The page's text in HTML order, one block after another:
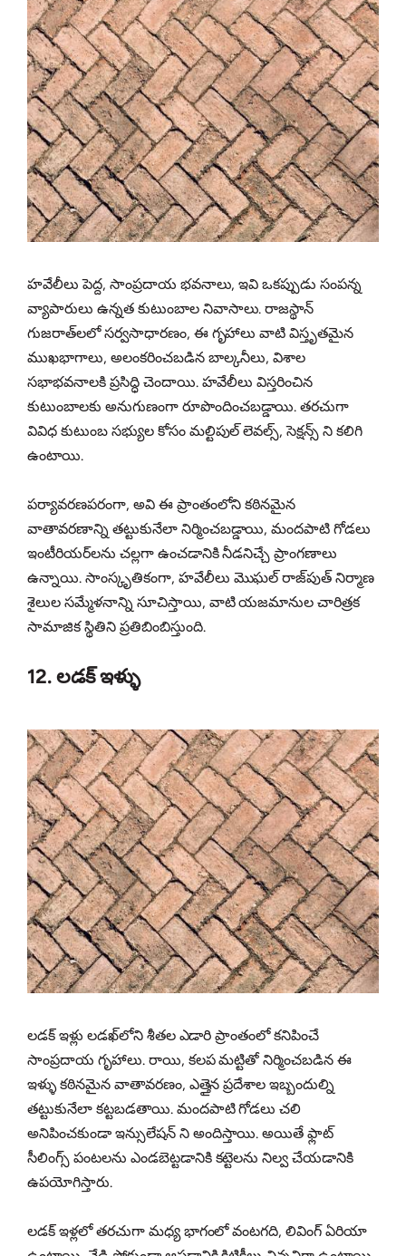
హవేలీలు పెద్ద, సాంప్రదాయ భవనాలు, ఇవి ఒకప్పుడు సంపన్న
వ్యాపారులు ఉన్నత కుటుంబాల నివాసాలు. రాజస్థాన్
గుజరాత్‌లలో సర్వసాధారణం, ఈ గృహాలు వాటి విస్తృతమైన
ముఖభాగాలు, అలంకరించబడిన బాల్కనీలు, విశాల
సభాభవనాలకి ప్రసిద్ధి చెందాయి. హవేలీలు విస్తరించిన
కుటుంబాలకు అనుగుణంగా రూపొందించబడ్డాయి. తరచుగా
వివిధ కుటుంబ సభ్యుల కోసం మల్టిపుల్ లెవల్స్, సెక్షన్స్ ని కలిగి
ఉంటాయి.
పర్యావరణపరంగా, అవి ఈ ప్రాంతంలోని కఠినమైన
వాతావరణాన్ని తట్టుకునేలా నిర్మించబడ్డాయి, మందపాటి గోడలు
ఇంటీరియర్‌లను చల్లగా ఉంచడానికి నీడనిచ్చే ప్రాంగణాలు
ఉన్నాయి. సాంస్కృతికంగా, హవేలీలు మొఘల్ రాజ్‌పుత్ నిర్మాణ
శైలుల సమ్మేళనాన్ని సూచిస్తాయి, వాటి యజమానుల చారిత్రక
సామాజిక స్థితిని ప్రతిబింబిస్తుంది.
12. లడక్ ఇళ్ళు
లడక్ ఇళ్లు లడఖ్‌లోని శీతల ఎడారి ప్రాంతంలో కనిపించే
సాంప్రదాయ గృహాలు. రాయి, కలప మట్టితో నిర్మించబడిన ఈ
ఇళ్ళు కఠినమైన వాతావరణం, ఎత్తైన ప్రదేశాల ఇబ్బందుల్ని
తట్టుకునేలా కట్టబడతాయి. మందపాటి గోడలు చలి
అనిపించకుండా ఇన్సులేషన్ ని అందిస్తాయి. అయితే ఫ్లాట్
సీలింగ్స్ పంటలను ఎండబెట్టడానికి కట్టెలను నిల్వ చేయడానికి
ఉపయోగిస్తారు.
లడక్ ఇళ్లలో తరచుగా మధ్య భాగంలో వంటగది, లివింగ్ ఏరియా